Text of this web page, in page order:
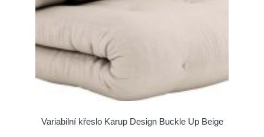
Variabilní křeslo Karup Design Buckle Up Beige